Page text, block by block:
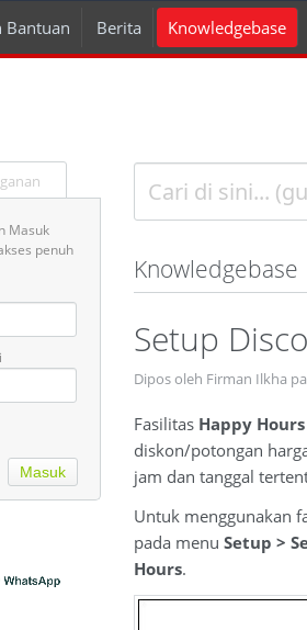
Bantuan Berita Knowledgebase
Masuk
penuh
Knowledgebase
Setup
Dipos oleh Firman Ilkha
Fasilitas Happy
diskon/potongan
jam dan tanggal
Untuk menggunakan
pada menu Setup >
Hours.